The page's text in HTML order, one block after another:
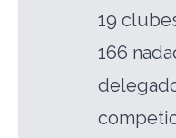
19
166